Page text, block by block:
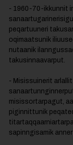
- 1960-70-ikkunnit
peqartuuneri
oqimaatsunik
nutaanik
takusinnaavarput.
- Misissuinerit
misissortarpagut,
piginnittunik
sapinngisamik